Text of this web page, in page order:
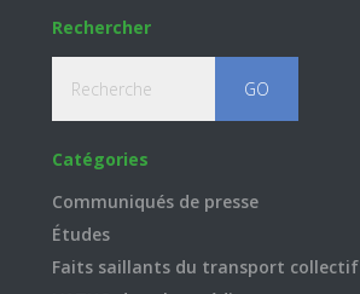
Rechercher
Catégories
Communiqués de presse
Études
Faits saillants du transport collectif